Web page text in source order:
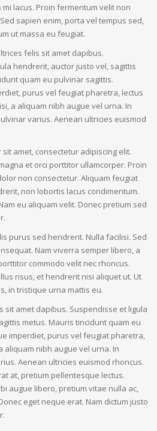
mi lacus. Proin fermentum velit non
sapien enim, porta vel tempus sed,
ut massa eu feugiat.
felis sit amet dapibus.
hendrerit, auctor justo vel, sagittis
quam eu pulvinar sagittis.
purus vel feugiat pharetra, lectus
a aliquam nibh augue vel urna. In
varius. Aenean ultricies euismod
amet, consectetur adipiscing elit.
et orci porttitor ullamcorper. Proin
non consectetur. Aliquam feugiat
non lobortis lacus condimentum.
eu aliquam velit. Donec pretium sed
purus sed hendrerit. Nulla facilisi. Sed
Nam viverra semper libero, a
commodo velit nec rhoncus.
risus, et hendrerit nisi aliquet ut. Ut
in tristique urna mattis eu.
sit amet dapibus. Suspendisse et ligula
metus. Mauris tincidunt quam eu
imperdiet, purus vel feugiat pharetra,
aliquam nibh augue vel urna. In
Aenean ultricies euismod rhoncus.
at, pretium pellentesque lectus.
augue libero, pretium vitae nulla ac,
eget neque erat. Nam dictum justo